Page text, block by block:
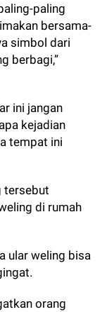
paling
bersama-
simbol dari
berbagi,”
ini jangan
kejadian
tempat ini
tersebut
di rumah
ular weling bisa
orang